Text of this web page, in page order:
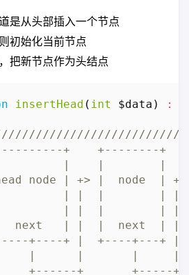
是从头部插入一个节点
初始化当前节点
把新节点作为头结点
insertHead ( int $data ) :